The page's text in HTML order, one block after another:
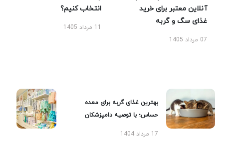
آنلاین معتبر برای خرید
غذای سگ و گربه
07 مرداد 1405
انتخاب کنیم؟
11 مرداد 1405
بهترین غذای گربه برای معده
حساس؛ با توصیه دامپزشکان
17 مرداد 1404